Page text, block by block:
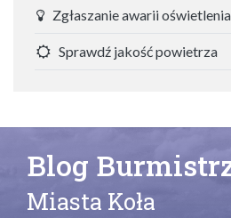
Zgłaszanie awarii
Sprawdź jakość powietrza
Blog
Miasta Koła